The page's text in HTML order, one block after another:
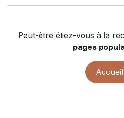
Peut-être étiez-vous à la
pages
Accueil